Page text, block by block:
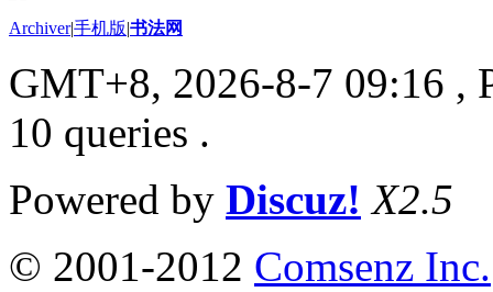
Archiver|手机版|书法网
GMT+8, 2026-8-7 09:16 ,
10 queries .
Powered by Discuz! X2.5
© 2001-2012 Comsenz Inc.